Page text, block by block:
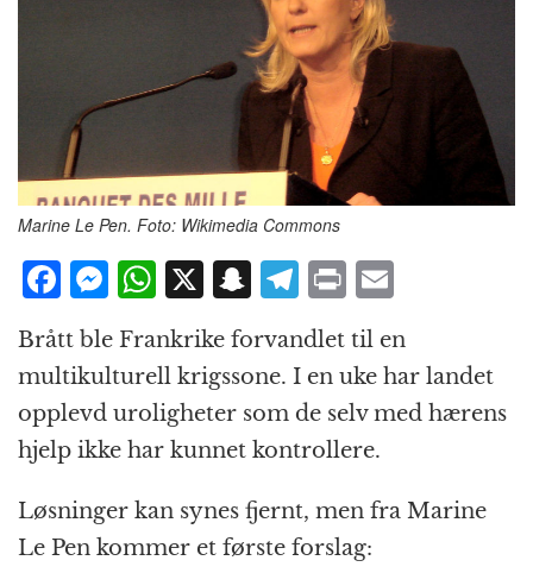
Marine Le Pen. Foto: Wikimedia Commons
F
a
c
e
b
o
o
k
M
ss
e
n
g
e
r
W
h
at
s
A
p
p
X S
a
p
c
h
at
T
el
e
g
r
a
m
P
ri
n
t
ai
l
Brått ble Frankrike forvandlet til en
multikulturell krigssone. I en uke har landet
opplevd uroligheter som de selv med hærens
hjelp ikke har kunnet kontrollere.
Løsninger kan synes fjernt, men fra Marine
Le Pen kommer et første forslag: